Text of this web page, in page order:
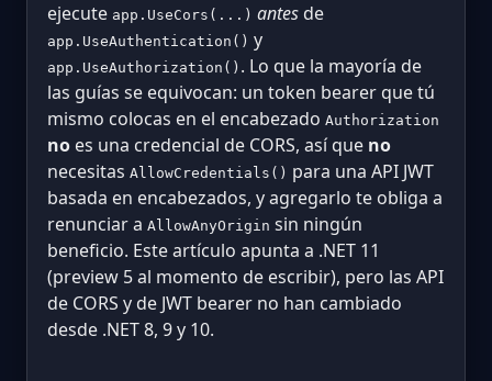
ejecute app.UseCors(...) antes de
app.UseAuthentication() y
app.UseAuthorization() . Lo que la mayoría de
las guías se equivocan: un token bearer que tú
mismo colocas en el encabezado Authorization
no es una credencial de CORS, así que no
necesitas AllowCredentials() para una API JWT
basada en encabezados, y agregarlo te obliga a
renunciar a AllowAnyOrigin sin ningún
beneficio. Este artículo apunta a .NET 11
(preview 5 al momento de escribir), pero las API
de CORS y de JWT bearer no han cambiado
desde .NET 8, 9 y 10.